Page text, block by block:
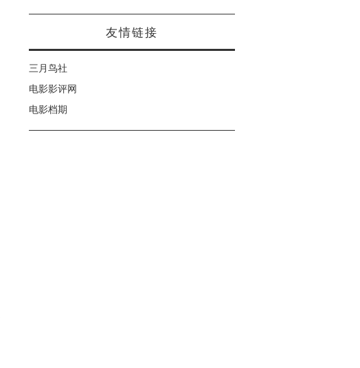
友情链接
三月鸟社
电影影评网
电影档期